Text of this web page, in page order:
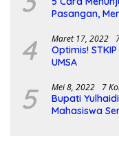
Pasangan,
4 Maret 17, 2022
Optimis!
UMSA
5 Mei 8, 2022 7
Bupati
Mahasiswa